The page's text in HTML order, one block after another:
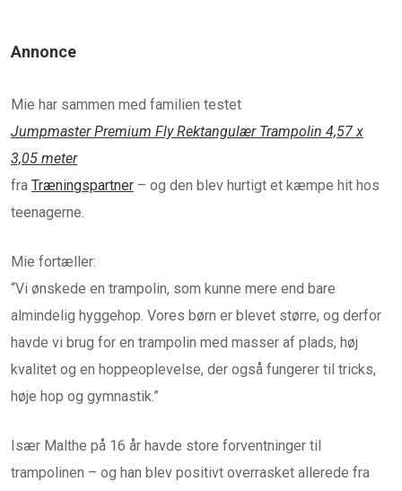
Annonce
Mie har sammen med familien testet
Jumpmaster Premium Fly Rektangulær Trampolin 4,57 x
3,05 meter
fra Træningspartner – og den blev hurtigt et kæmpe hit hos
teenagerne.
Mie fortæller:
“Vi ønskede en trampolin, som kunne mere end bare
almindelig hyggehop. Vores børn er blevet større, og derfor
havde vi brug for en trampolin med masser af plads, høj
kvalitet og en hoppeoplevelse, der også fungerer til tricks,
høje hop og gymnastik.”
Især Malthe på 16 år havde store forventninger til
trampolinen – og han blev positivt overrasket allerede fra